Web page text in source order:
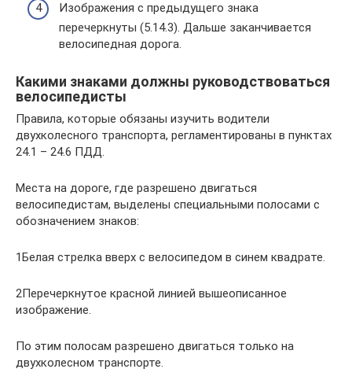
Изображения с предыдущего знака
перечеркнуты (5.14.3). Дальше заканчивается
велосипедная дорога.
Какими знаками должны руководствоваться
велосипедисты
Правила, которые обязаны изучить водители
двухколесного транспорта, регламентированы в пунктах
24.1 – 24.6 ПДД.
Места на дороге, где разрешено двигаться
велосипедистам, выделены специальными полосами с
обозначением знаков:
1Белая стрелка вверх с велосипедом в синем квадрате.
2Перечеркнутое красной линией вышеописанное
изображение.
По этим полосам разрешено двигаться только на
двухколесном транспорте.